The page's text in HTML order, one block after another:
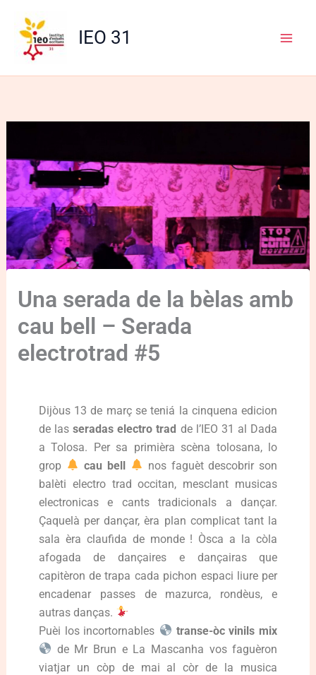
contenu
IEO 31
Una serada de la bèlas amb
cau bell – Serada
electrotrad #5
Dijòus 13 de març se teniá la cinquena edicion
de lasseradas electro trad de l’IEO 31 al Dada
a Tolosa. Per sa primièra scèna tolosana, lo
grop
cau bell
nos faguèt descobrir son
balèti electro trad occitan, mesclant musicas
electronicas e cants tradicionals a dançar.
Çaquelà per dançar, èra plan complicat tant la
sala èra claufida de monde ! Òsca a la còla
afogada de dançaires e dançairas que
capitèron de trapa cada pichon espaci liure per
encadenar passes de mazurca, rondèus, e
autras danças.
Puèi los incortornables
transe-òc vinils mix
de Mr Brun e La Mascanha vos faguèron
viatjar un còp de mai al còr de la musica